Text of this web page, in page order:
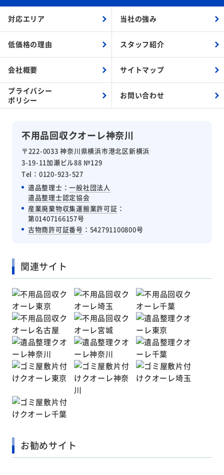
不用品回収クオーレ神奈川
〒222-0033 神奈川県横浜市港北区新横浜
3-19-11加瀬ビル88 №129
Tel：0120-923-527
遺品整理士：一般社団法人
遺品整理士認定協会
産業廃棄物収集運搬業許可証 ：
第01407166157号
古物商許可証番号 ：542791100800号
対応エリア 当社の強み
低価格の理由 スタッフ紹介
会社概要 サイトマップ
プライバシー
ポリシー
お問い合わせ
関連サイト
お勧めサイト